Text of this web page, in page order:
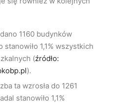
1160 budynków
stanowiło 1,1% wszystkich
(źródło:
).
ta wzrosła do 1261
stanowiło 1,1%